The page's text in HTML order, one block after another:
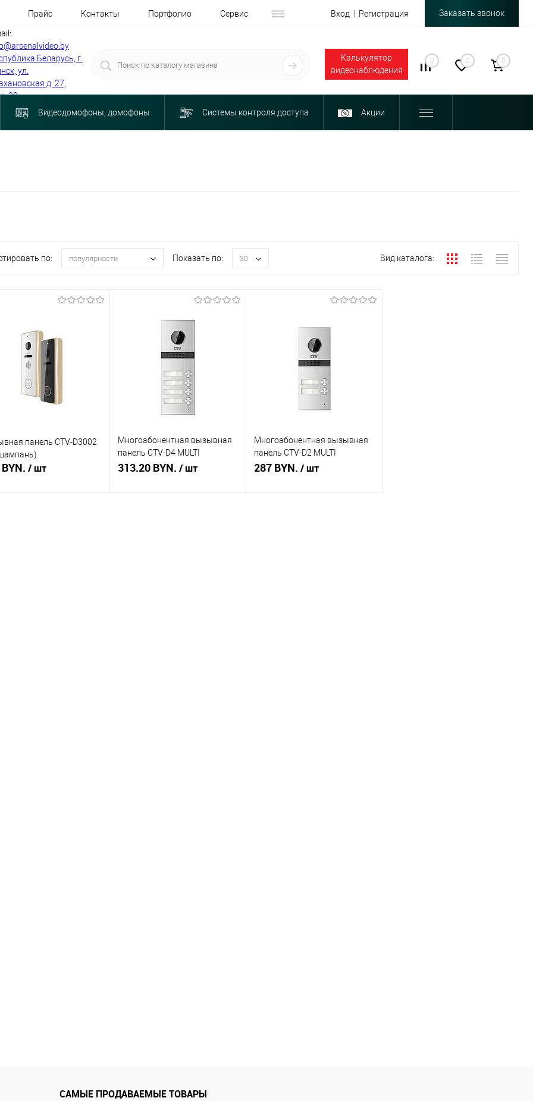
Прайс Контакты Портфолио Сервис Вход Регистрация Заказать звонок
Беларусь, г.
ул.
д. 27,
30
Калькулятор
видеонаблюдения
0 0 0
Видеодомофоны, домофоны Системы контроля доступа Акции
по: популярности Показать по: 30 Вид каталога:
панель CTV-D3002
/ шт
Многоабонентная вызывная
панель CTV-D4 MULTI
(серебро)
313.20 BYN. / шт
Многоабонентная вызывная
панель CTV-D2 MULTI
(серебро)
287 BYN. / шт
САМЫЕ ПРОДАВАЕМЫЕ ТОВАРЫ